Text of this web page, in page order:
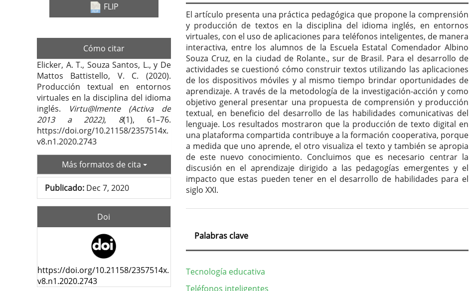
FLIP
Cómo citar
Elicker, A. T., Souza Santos, L., y De
Mattos Battistello, V. C. (2020).
Producción textual en entornos
virtuales en la disciplina del idioma
inglés.
Virtu@lmente (Activa de
2013 a 2022), 8(1), 61–76.
https://doi.org/10.21158/2357514x.
v8.n1.2020.2743
Más formatos de cita
Publicado: Dec 7, 2020
Doi
https://doi.org/10.21158/2357514x.
v8.n1.2020.2743
El artículo presenta una práctica pedagógica que propone la comprensión
y producción de textos en la disciplina del idioma inglés, en entornos
virtuales, con el uso de aplicaciones para teléfonos inteligentes, de manera
interactiva, entre los alumnos de la Escuela Estatal Comendador Albino
Souza Cruz, en la ciudad de Rolante., sur de Brasil. Para el desarrollo de
actividades se cuestionó cómo construir textos utilizando las aplicaciones
de los dispositivos móviles y al mismo tiempo brindar oportunidades de
aprendizaje. A través de la metodología de la investigación-acción y como
objetivo general presentar una propuesta de comprensión y producción
textual, en beneficio del desarrollo de las habilidades comunicativas del
lenguaje. Los resultados mostraron que la producción de texto digital en
una plataforma compartida contribuye a la formación cooperativa, porque
a medida que uno aprende, el otro visualiza el texto y también se apropia
de este nuevo conocimiento. Concluimos que es necesario centrar la
discusión en el aprendizaje dirigido a las pedagogías emergentes y el
impacto que estas pueden tener en el desarrollo de habilidades para el
siglo XXI.
Palabras clave
Tecnología educativa
Teléfonos inteligentes